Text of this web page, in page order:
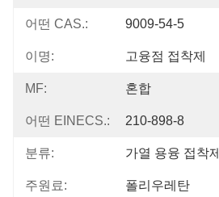
어떤 CAS.: 9009-54-5
이명: 고융점 접착제
MF: 혼합
어떤 EINECS.: 210-898-8
분류: 가열 용융 접착제
주원료: 폴리우레탄